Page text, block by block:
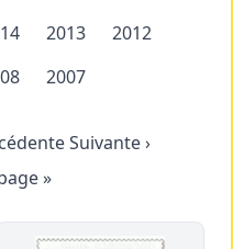
2013
2012
2007
Suivante ›
»